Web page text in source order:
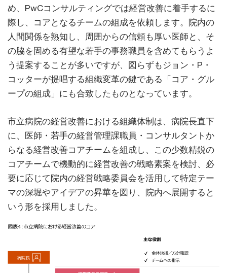
め、PwCコンサルティングでは経営改善に着手するに
際し、コアとなるチームの組成を依頼します。院内の
人間関係を熟知し、周囲からの信頼も厚い医師と、そ
の脇を固める有望な若手の事務職員を含めてもらうよ
う提案することが多いですが、図らずもジョン・P・
コッターが提唱する組織変革の鍵である「コア・グル
ープの組成」にも合致したものとなっています。
市立病院の経営改善における組織体制は、病院長直下
に、医師・若手の経営管理課職員・コンサルタントか
らなる経営改善コアチームを組成し、この少数精鋭の
コアチームで機動的に経営改善の戦略素案を検討、必
要に応じて院内の経営戦略委員会を活用して特定テー
マの深堀やアイデアの昇華を図り、院内へ展開すると
いう形を採用しました。